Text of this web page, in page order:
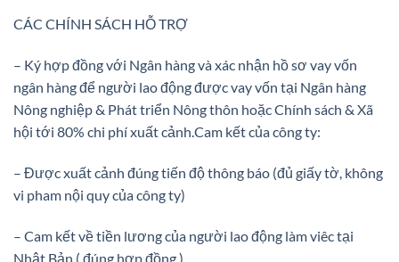
CÁC CHÍNH SÁCH HỖ TRỢ
– Ký hợp đồng với Ngân hàng và xác nhận hồ sơ vay vốn
ngân hàng để người lao động được vay vốn tại Ngân hàng
Nông nghiệp & Phát triển Nông thôn hoặc Chính sách & Xã
hội tới 80% chi phí xuất cảnh.Cam kết của công ty:
– Được xuất cảnh đúng tiến độ thông báo (đủ giấy tờ, không
vi pham nội quy của công ty)
– Cam kết về tiền lương của người lao động làm viêc tại
Nhật Bản ( đúng hợp đồng )